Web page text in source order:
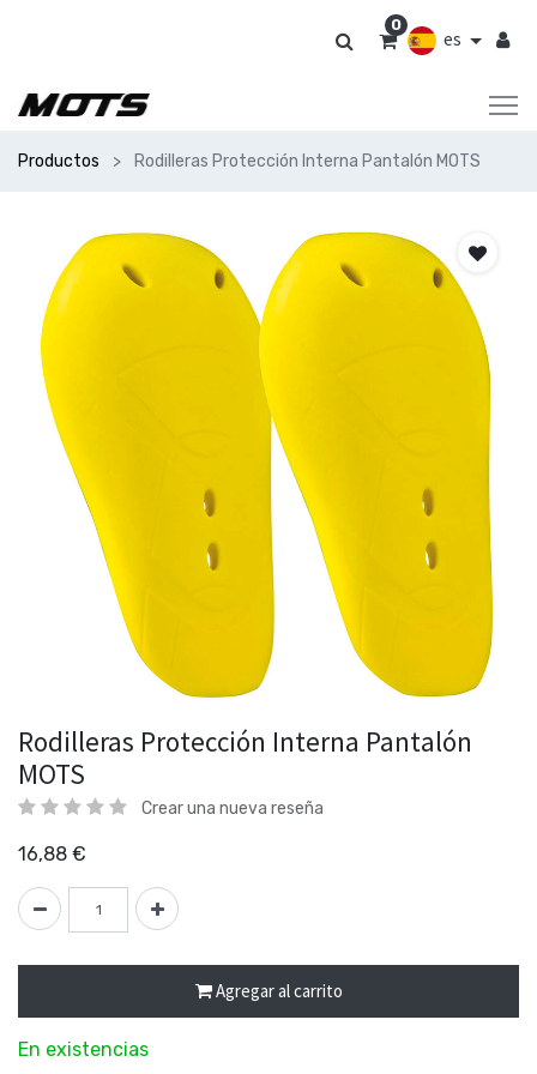
es
0
Productos Rodilleras Protección Interna Pantalón MOTS
Rodilleras Protección Interna Pantalón
MOTS
Crear una nueva reseña
16,88 €
Agregar al carrito
En existencias